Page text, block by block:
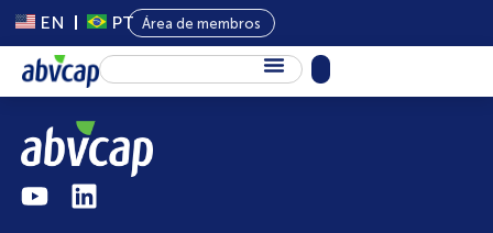
EN PT Área de membros
Sobre Nós
Capital Privado
Programas